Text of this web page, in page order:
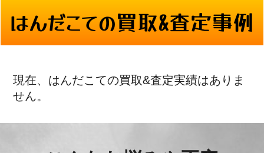
はんだこての買取&査定事例
現在、はんだこての買取&査定実績はありま
せん。